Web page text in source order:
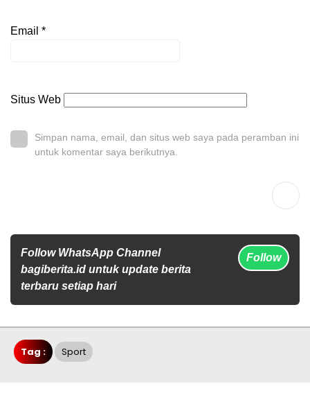
Email *
Situs Web
Simpan nama, email, dan situs web saya pada peramban ini
untuk komentar saya berikutnya.
Follow WhatsApp Channel
bagiberita.id untuk update berita
terbaru setiap hari
Follow
Tag : Sport